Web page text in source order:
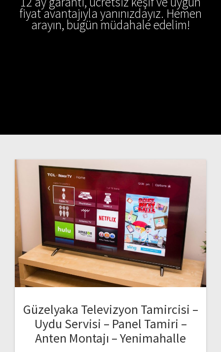
fiyat avantajıyla yanınızdayız. Hemen
arayın, bugün müdahale edelim!
Güzelyaka Televizyon Tamircisi –
Uydu Servisi – Panel Tamiri –
Anten Montajı – Yenimahalle